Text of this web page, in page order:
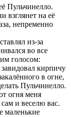
Пульчинелло.
взглянет на её
непременно
из-за
во все
голосом:
кирпичу
в огне,
Пульчинелло.
огня меня
и веселю вас.
маленькие